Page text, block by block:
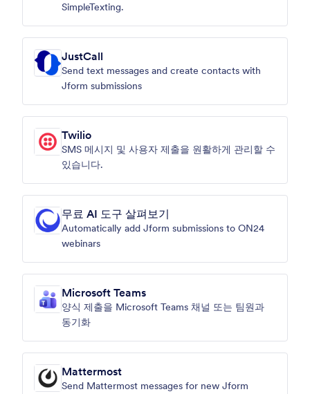
SimpleTexting.
JustCall
Send text messages and create contacts with
Jform submissions
Twilio
SMS 메시지 및 사용자 제출을 원활하게 관리할 수
있습니다.
무료 AI 도구 살펴보기
Automatically add Jform submissions to ON24
webinars
Microsoft Teams
양식 제출을 Microsoft Teams 채널 또는 팀원과
동기화
Mattermost
Send Mattermost messages for new Jform